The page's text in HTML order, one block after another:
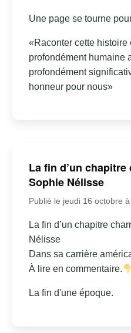
Une page se tourne
«Raconter cette
profondément humaine
profondément
honneur pour nous»
La fin d’un
Sophie Nélisse
Publié le jeudi 16 octobre
La fin d’un chapitre
Nélisse
Dans sa carrière
À lire en commentaire.
La fin d'une époque.